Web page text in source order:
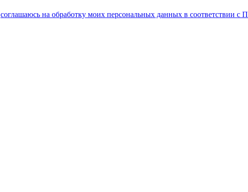
соглашаюсь на обработку моих персональных данных в соответствии с